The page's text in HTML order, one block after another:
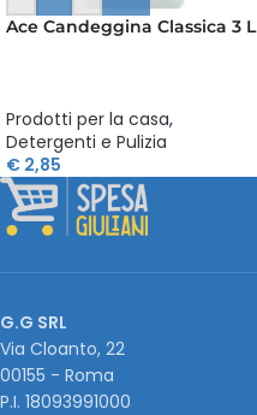
Ace Candeggina Classica 3 L
Prodotti per la casa,
Detergenti e Pulizia
€ 2,85
G.G SRL
Via Cloanto, 22
00155 - Roma
P.I. ‭18093991000